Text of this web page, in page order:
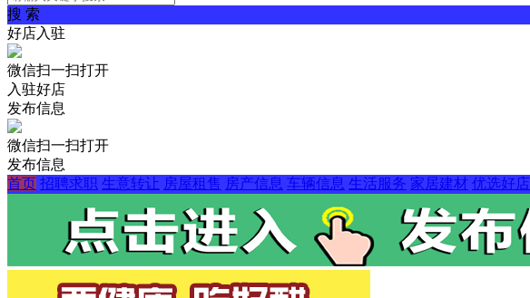
搜 索
好店入驻
微信扫一扫打开
入驻好店
发布信息
微信扫一扫打开
发布信息
首页 招聘求职 生意转让 房屋租售 房产信息 车辆信息 生活服务 家居建材 优选好店